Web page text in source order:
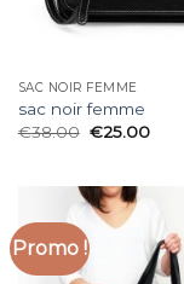
SAC NOIR FEMME
sac noir femme
€38.00 €25.00
Promo !